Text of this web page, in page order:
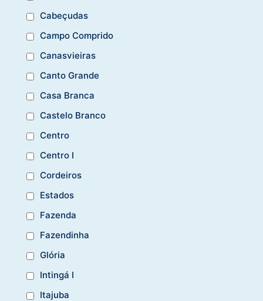
Cabeçudas
Campo Comprido
Canasvieiras
Canto Grande
Casa Branca
Castelo Branco
Centro
Centro I
Cordeiros
Estados
Fazenda
Fazendinha
Glória
Intingá I
Itajuba